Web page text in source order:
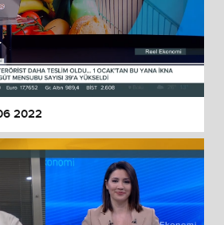
2022